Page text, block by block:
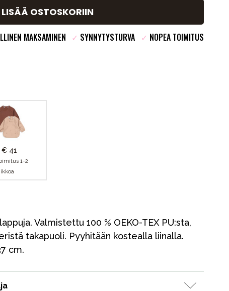
LISÄÄ OSTOSKORIIN
MAKSAMINEN ✓ SYNNYTYSTURVA ✓ NOPEA TOIMITUS
€ 41
1-2
Valmistettu 100 % OEKO-TEX PU:sta,
takapuoli. Pyyhitään kostealla liinalla.
cm.